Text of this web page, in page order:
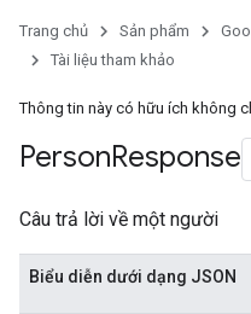
Trang chủ Sản phẩm
Tài liệu tham khảo
Thông tin này có hữu ích không
PersonResponse
Câu trả lời về một người
Biểu diễn dưới dạng JSON